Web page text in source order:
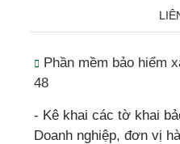
Phần mềm bảo hiểm
48
- Kê khai các tờ khai
Doanh nghiệp, đơn vị